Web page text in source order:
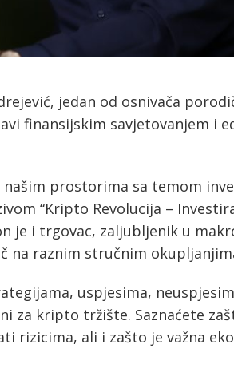
jedan od osnivača
finansijskim savjetovanjem i
prostorima sa temom
“Kripto Revolucija –
je i trgovac, zaljubljenik u
na raznim stručnim
uspjesima,
za kripto tržište. Saznaćete
rizicima, ali i zašto je važna